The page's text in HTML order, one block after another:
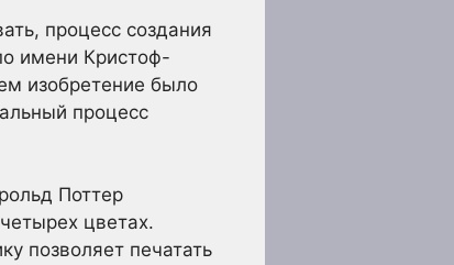
процесс создания
имени Кристоф-
изобретение было
процесс
Поттер
цветах.
позволяет печатать